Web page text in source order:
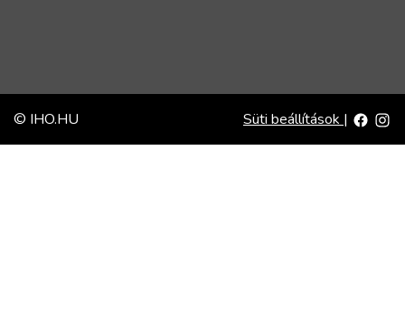
© IHO.HU Süti beállítások |